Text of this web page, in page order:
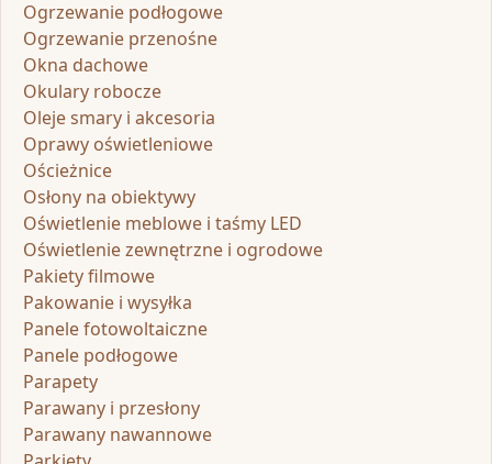
Ogrzewanie podłogowe
Ogrzewanie przenośne
Okna dachowe
Okulary robocze
Oleje smary i akcesoria
Oprawy oświetleniowe
Ościeżnice
Osłony na obiektywy
Oświetlenie meblowe i taśmy LED
Oświetlenie zewnętrzne i ogrodowe
Pakiety filmowe
Pakowanie i wysyłka
Panele fotowoltaiczne
Panele podłogowe
Parapety
Parawany i przesłony
Parawany nawannowe